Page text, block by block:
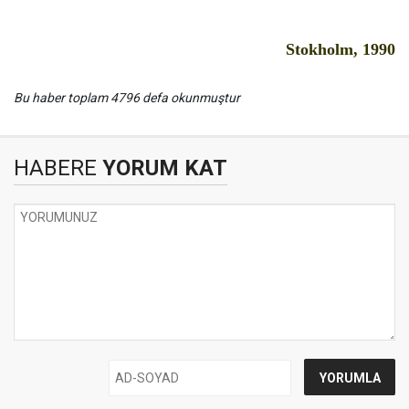
Stokholm, 1990
Bu haber toplam 4796 defa okunmuştur
HABERE YORUM KAT